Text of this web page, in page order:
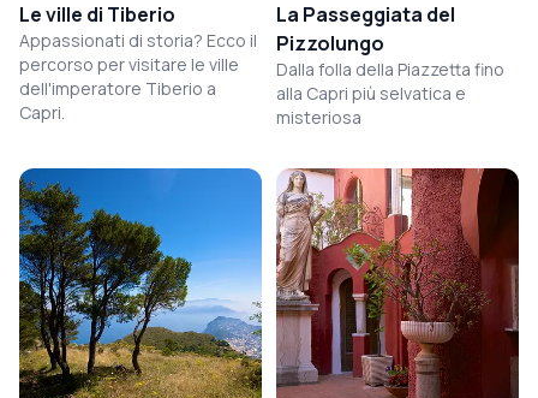
Le ville di Tiberio
Appassionati di storia? Ecco il
percorso per visitare le ville
dell'imperatore Tiberio a
Capri.
La Passeggiata del
Pizzolungo
Dalla folla della Piazzetta fino
alla Capri più selvatica e
misteriosa